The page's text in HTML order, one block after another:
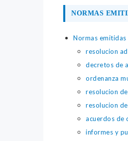
NORMAS
Normas
resolucion
decretos de
ordenanza
resolucion
resolucion
acuerdos de
informes y